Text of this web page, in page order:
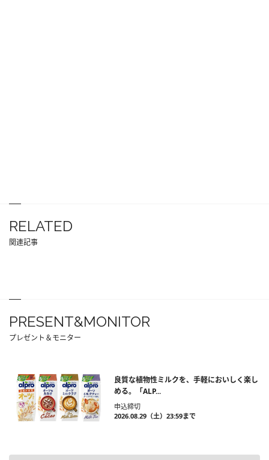
RELATED
関連記事
PRESENT&MONITOR
プレゼント＆モニター
良質な植物性ミルクを、手軽においしく楽し
める。「ALP...
申込締切
2026.08.29（土）23:59まで